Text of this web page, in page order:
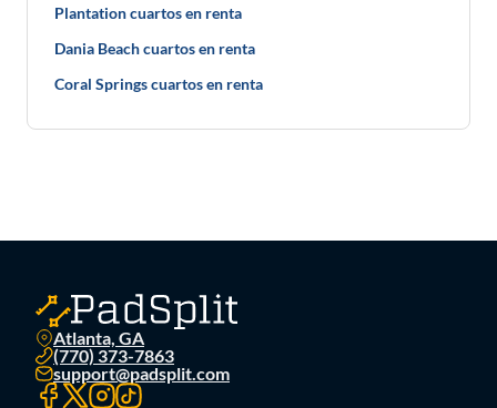
Plantation cuartos en renta
Dania Beach cuartos en renta
Coral Springs cuartos en renta
Atlanta, GA
(770) 373-7863
support@padsplit.com